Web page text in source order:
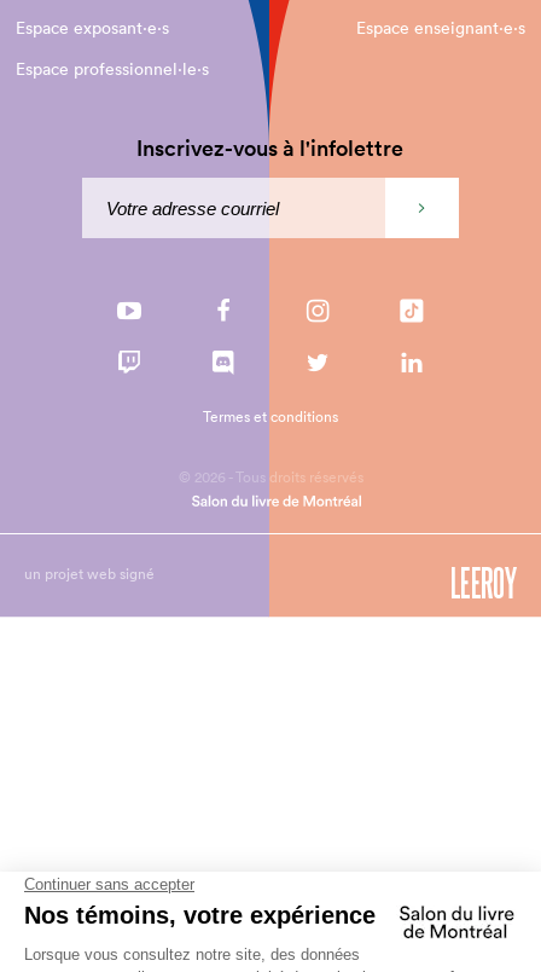
Espace exposant·e⋅s
Espace enseignant·e⋅s
Espace professionnel·le⋅s
Inscrivez-vous à l'infolettre
© 2026 - Tous droits réservés
Termes et conditions
un projet web signé